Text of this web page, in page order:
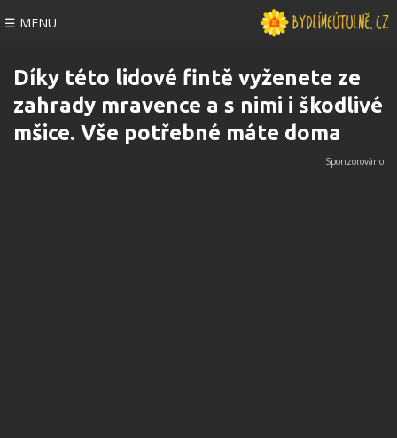
☰ MENU
Díky této lidové fintě vyženete ze
zahrady mravence a s nimi i škodlivé
mšice. Vše potřebné máte doma